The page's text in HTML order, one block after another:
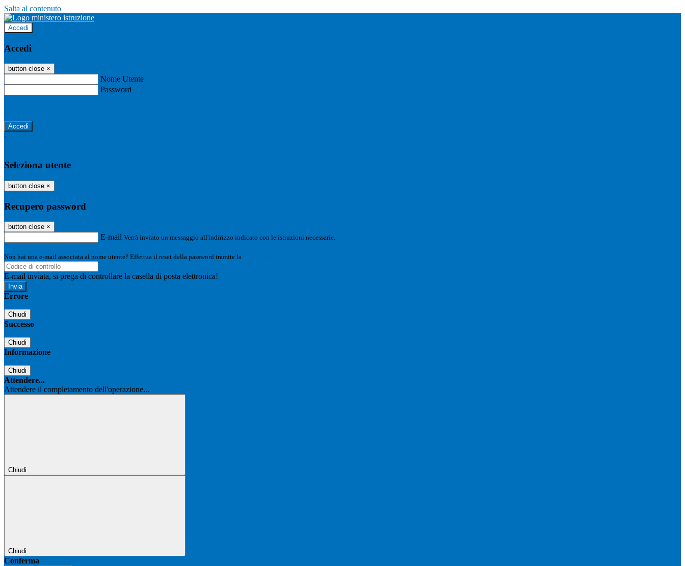
Salta al contenuto
Accedi
Accedi
button close ×
Nome Utente
Password
-
Seleziona utente
button close ×
Recupero password
button close ×
E-mail Verrà inviato un messaggio all'indirizzo indicato con le istruzioni necessarie.
Non hai una e-mail associata al nome utente? Effettua il reset della password tramite la
E-mail inviata, si prega di controllare la casella di posta elettronica!
Errore
Chiudi
Successo
Chiudi
Informazione
Chiudi
Attendere...
Attendere il completamento dell'operazione...
Chiudi
Chiudi
Conferma